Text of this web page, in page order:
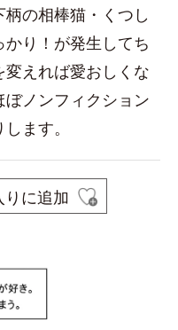
の相棒猫・くつし
り！が発生してち
変えれば愛おしくな
ノンフィクション
ます。
りに追加